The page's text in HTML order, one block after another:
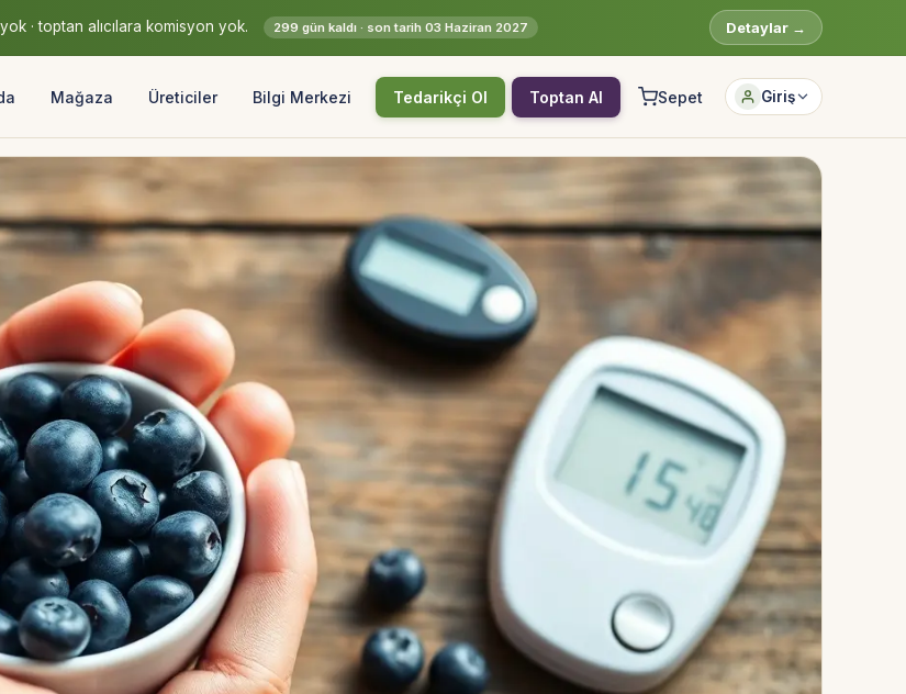
· toptan alıcılara komisyon yok. 299 gün kaldı · son tarih 03 Haziran 2027 Detaylar →
Mağaza Üreticiler Bilgi Merkezi Tedarikçi Ol Toptan Al Sepet Giriş
Hesabına giriş yap
Rolüne uygun panelden devam et.
B2B alıcı paneli